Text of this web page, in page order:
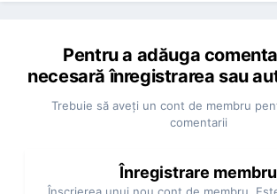
Pentru a adăuga
necesară înregistrarea sau
Trebuie să aveţi un cont de membru
comentarii
Înregistrare membru
Înscrierea unui nou cont de membru.